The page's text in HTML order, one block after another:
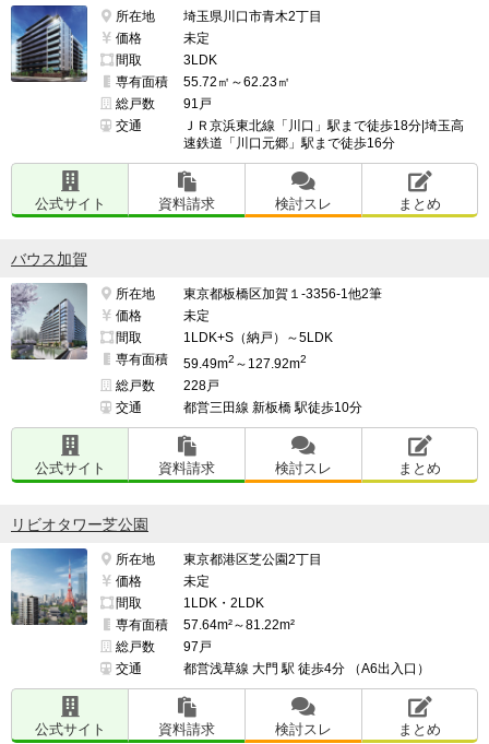
所在地
埼玉県川口市青木2丁目
価格
未定
間取
3LDK
専有面積
55.72㎡～62.23㎡
総戸数
91戸
交通
ＪＲ京浜東北線「川口」駅まで徒歩18分|埼玉高
速鉄道「川口元郷」駅まで徒歩16分
公式サイト 資料請求 検討スレ まとめ
バウス加賀
所在地
東京都板橋区加賀１-3356-1他2筆
価格
未定
間取
1LDK+S（納戸）～5LDK
専有面積
59.49m2 ～127.92m2
総戸数
228戸
交通
都営三田線 新板橋 駅徒歩10分
公式サイト 資料請求 検討スレ まとめ
リビオタワー芝公園
所在地
東京都港区芝公園2丁目
価格
未定
間取
1LDK・2LDK
専有面積
57.64m²～81.22m²
総戸数
97戸
交通
都営浅草線 大門 駅 徒歩4分 （A6出入口）
公式サイト 資料請求 検討スレ まとめ